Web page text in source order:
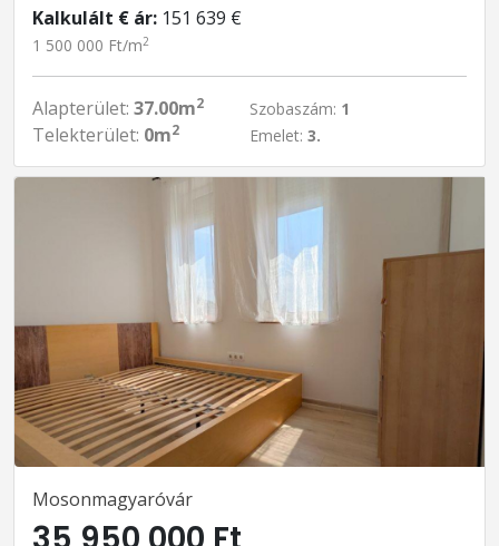
Kalkulált € ár: 151 639 €
1 500 000 Ft/m2
Alapterület: 37.00m2
Telekterület: 0m2
Szobaszám: 1
Emelet: 3.
Mosonmagyaróvár